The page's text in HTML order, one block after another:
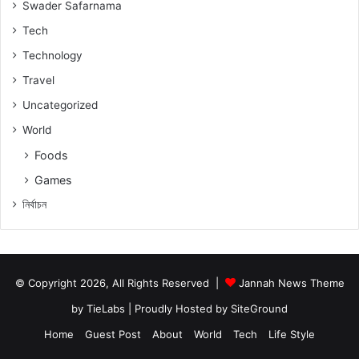
Swader Safarnama
Tech
Technology
Travel
Uncategorized
World
Foods
Games
নিৰ্বাচন
© Copyright 2026, All Rights Reserved |
Jannah News Theme
by TieLabs | Proudly Hosted by SiteGround
Home
Guest Post About World Tech Life Style